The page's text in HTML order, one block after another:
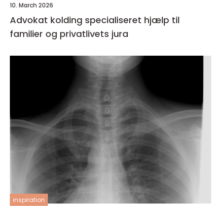
10. March 2026
Advokat kolding specialiseret hjælp til
familier og privatlivets jura
inspiration